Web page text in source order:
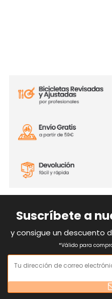
Suscríbete a
y consigue un descuento
*Válido para